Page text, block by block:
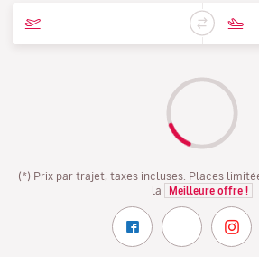
(*) Prix par trajet, taxes incluses. Places
la
Meilleure offre !